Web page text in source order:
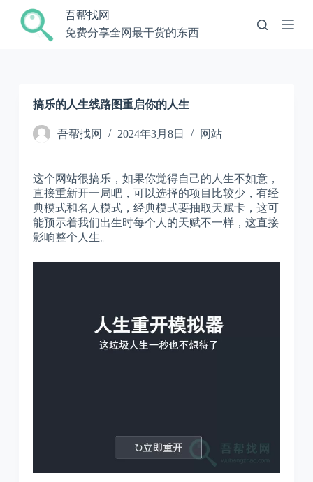
跳
过
吾帮找网
免费分享全网最干货的东西
搞乐的人生线路图重启你的人生
吾帮找网 2024年3月8日 网站
这个网站很搞乐，如果你觉得自己的人生不如意，
直接重新开一局吧，可以选择的项目比较少，有经
典模式和名人模式，经典模式要抽取天赋卡，这可
能预示着我们出生时每个人的天赋不一样，这直接
影响整个人生。